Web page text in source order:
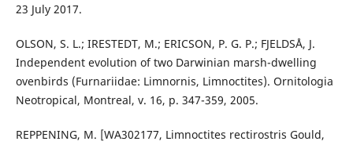
23 July 2017.
OLSON, S. L.; IRESTEDT, M.; ERICSON, P. G. P.; FJELDSÅ, J.
Independent evolution of two Darwinian marsh-dwelling
ovenbirds (Furnariidae: Limnornis, Limnoctites). Ornitologia
Neotropical, Montreal, v. 16, p. 347-359, 2005.
REPPENING, M. [WA302177, Limnoctites rectirostris Gould,